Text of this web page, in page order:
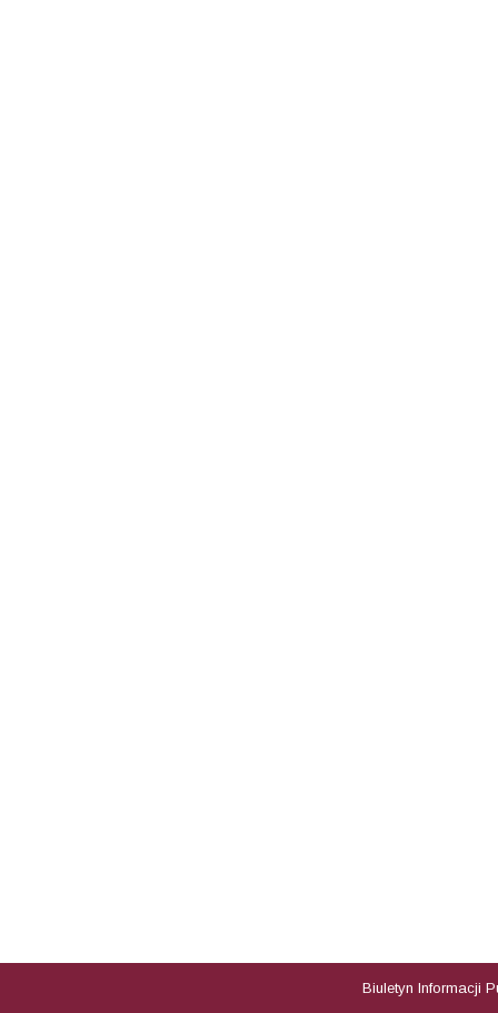
Biuletyn Informacji